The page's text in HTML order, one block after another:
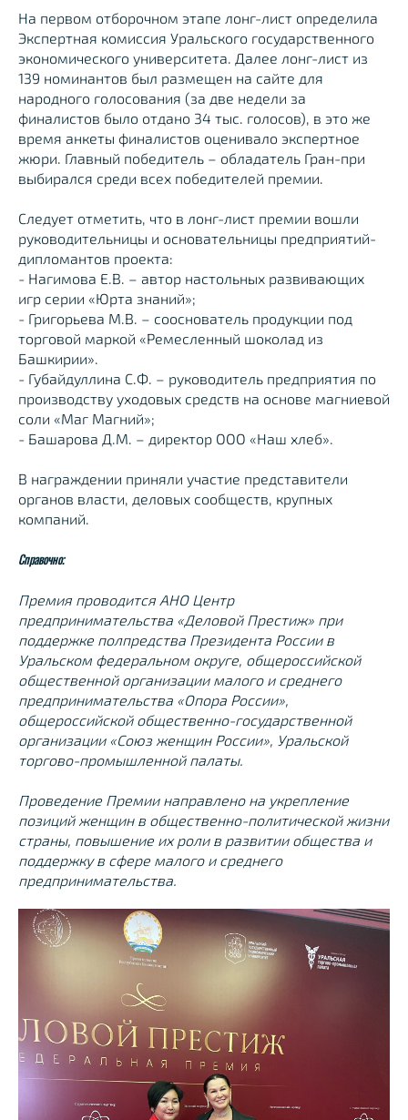
На первом отборочном этапе лонг-лист определила
Экспертная комиссия Уральского государственного
экономического университета. Далее лонг-лист из
139 номинантов был размещен на сайте для
народного голосования (за две недели за
финалистов было отдано 34 тыс. голосов), в это же
время анкеты финалистов оценивало экспертное
жюри. Главный победитель – обладатель Гран-при
выбирался среди всех победителей премии.
Следует отметить, что в лонг-лист премии вошли
руководительницы и основательницы предприятий-
дипломантов проекта:
- Нагимова Е.В. – автор настольных развивающих
игр серии «Юрта знаний»;
- Григорьева М.В. – сооснователь продукции под
торговой маркой «Ремесленный шоколад из
Башкирии».
- Губайдуллина С.Ф. – руководитель предприятия по
производству уходовых средств на основе магниевой
соли «Маг Магний»;
- Башарова Д.М. – директор ООО «Наш хлеб».
В награждении приняли участие представители
органов власти, деловых сообществ, крупных
компаний.
Справочно:
Премия проводится АНО Центр
предпринимательства «Деловой Престиж» при
поддержке полпредства Президента России в
Уральском федеральном округе, общероссийской
общественной организации малого и среднего
предпринимательства «Опора России»,
общероссийской общественно-государственной
организации «Союз женщин России», Уральской
торгово-промышленной палаты.
Проведение Премии направлено на укрепление
позиций женщин в общественно-политической жизни
страны, повышение их роли в развитии общества и
поддержку в сфере малого и среднего
предпринимательства.